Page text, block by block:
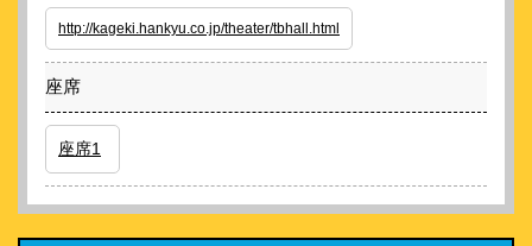
http://kageki.hankyu.co.jp/theater/tbhall.html
座席
座席1